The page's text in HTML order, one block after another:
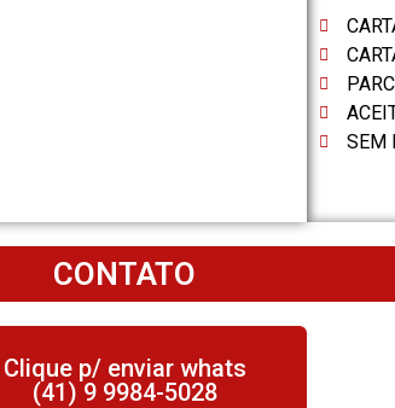
SEM
CONTATO
Clique p/ enviar whats
(41) 9 9984-5028